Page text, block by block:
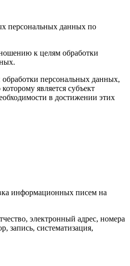
персональных данных по
к целям обработки
персональных данных,
является субъект
в достижении этих
информационных писем на
электронный адрес, номера
запись, систематизация,